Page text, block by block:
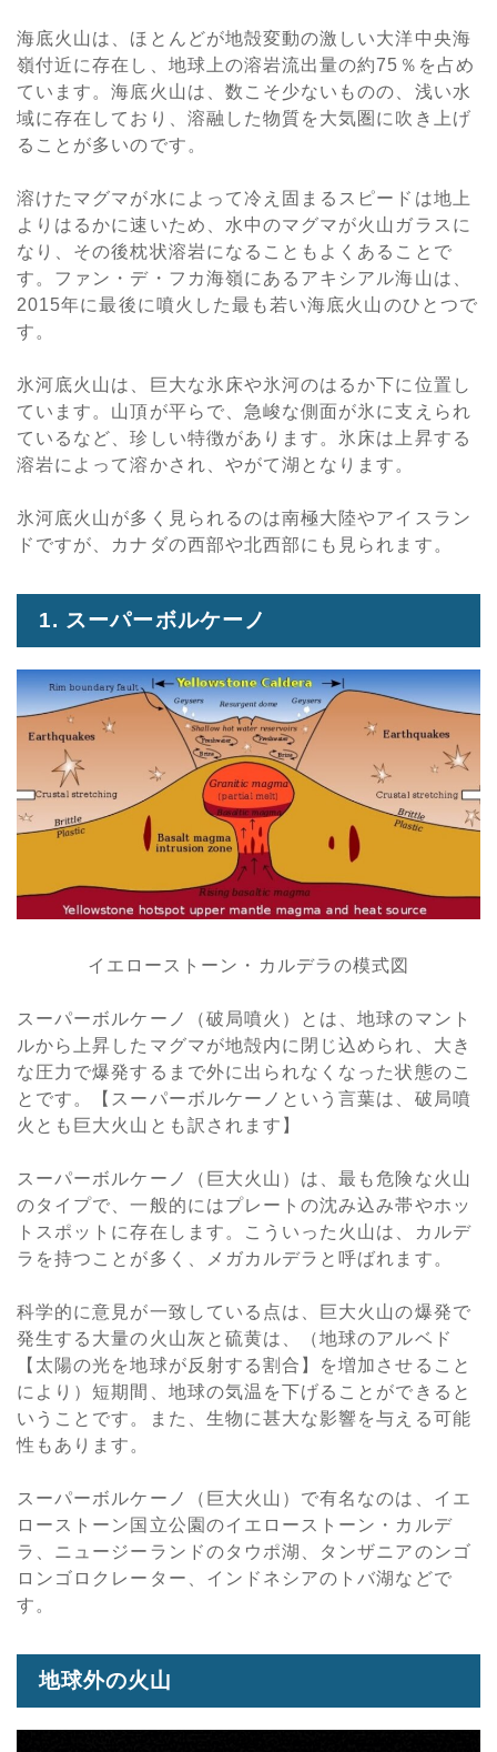
海底火山は、ほとんどが地殻変動の激しい大洋中央海
嶺付近に存在し、地球上の溶岩流出量の約75％を占め
ています。海底火山は、数こそ少ないものの、浅い水
域に存在しており、溶融した物質を大気圏に吹き上げ
ることが多いのです。
溶けたマグマが水によって冷え固まるスピードは地上
よりはるかに速いため、水中のマグマが火山ガラスに
なり、その後枕状溶岩になることもよくあることで
す。ファン・デ・フカ海嶺にあるアキシアル海山は、
2015年に最後に噴火した最も若い海底火山のひとつで
す。
氷河底火山は、巨大な氷床や氷河のはるか下に位置し
ています。山頂が平らで、急峻な側面が氷に支えられ
ているなど、珍しい特徴があります。氷床は上昇する
溶岩によって溶かされ、やがて湖となります。
氷河底火山が多く見られるのは南極大陸やアイスラン
ドですが、カナダの西部や北西部にも見られます。
1. スーパーボルケーノ
イエローストーン・カルデラの模式図
スーパーボルケーノ（破局噴火）とは、地球のマント
ルから上昇したマグマが地殻内に閉じ込められ、大き
な圧力で爆発するまで外に出られなくなった状態のこ
とです。【スーパーボルケーノという言葉は、破局噴
火とも巨大火山とも訳されます】
スーパーボルケーノ（巨大火山）は、最も危険な火山
のタイプで、一般的にはプレートの沈み込み帯やホッ
トスポットに存在します。こういった火山は、カルデ
ラを持つことが多く、メガカルデラと呼ばれます。
科学的に意見が一致している点は、巨大火山の爆発で
発生する大量の火山灰と硫黄は、（地球のアルベド
【太陽の光を地球が反射する割合】を増加させること
により）短期間、地球の気温を下げることができると
いうことです。また、生物に甚大な影響を与える可能
性もあります。
スーパーボルケーノ（巨大火山）で有名なのは、イエ
ローストーン国立公園のイエローストーン・カルデ
ラ、ニュージーランドのタウポ湖、タンザニアのンゴ
ロンゴロクレーター、インドネシアのトバ湖などで
す。
地球外の火山